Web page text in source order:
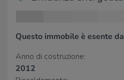
Istituto Superiore Parodi
Farmacia
Farmacia Vecchie Terme del
Margara Giovanni & C. Snc
Questo immobile è esente
Anno di costruzione:
2012